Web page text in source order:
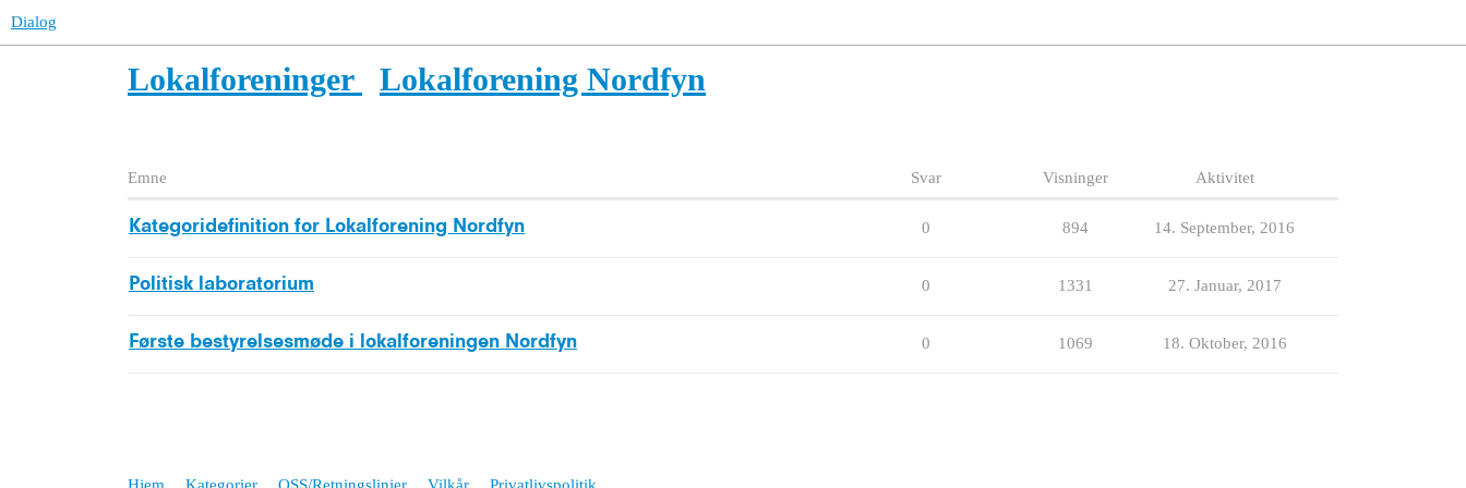
Dialog
Lokalforeninger Lokalforening Nordfyn
Emne Svar Visninger Aktivitet
Kategoridefinition for Lokalforening Nordfyn 0 894 14. September, 2016
Politisk laboratorium 0 1331 27. Januar, 2017
Første bestyrelsesmøde i lokalforeningen Nordfyn 0 1069 18. Oktober, 2016